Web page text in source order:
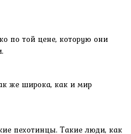
по той цене, которую они
же широка, как и мир
пехотинцы. Такие люди, как